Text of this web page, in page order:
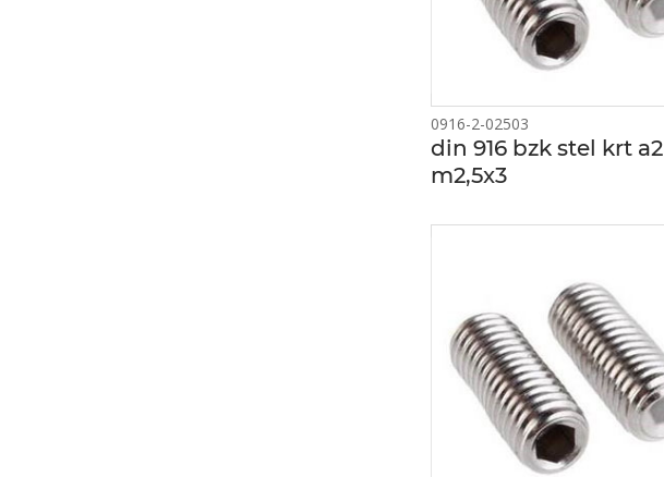
0916-2-02503
din 916 bzk stel krt a2
m2,5x3